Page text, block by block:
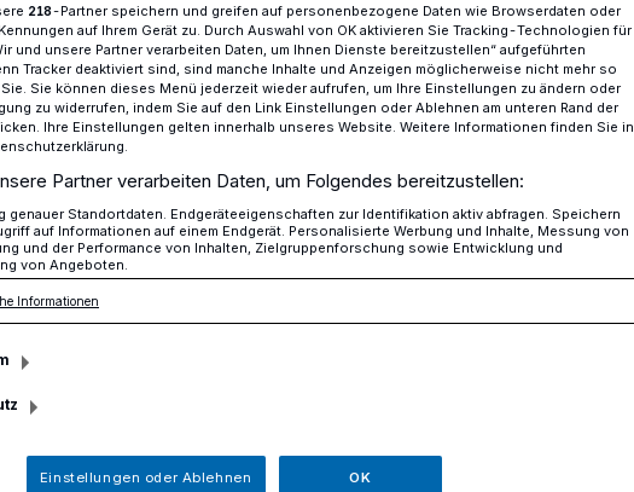
Kunsthaus feiert seinen 5. Geburtstag
seinen 5.
auf Kunst und Kultur treffen, dann ist
218-Partner speichern und greifen auf personenbezogene Daten wie Browserdaten oder
auf Ihrem Gerät zu. Durch Auswahl von OK aktivieren Sie Tracking-Technologien für
und unsere Partner verarbeiten Daten, um Ihnen Dienste bereitzustellen“ aufgeführten
Tracker deaktiviert sind, sind manche Inhalte und Anzeigen möglicherweise nicht mehr so
Sie können dieses Menü jederzeit wieder aufrufen, um Ihre Einstellungen zu ändern oder
zu widerrufen, indem Sie auf den Link Einstellungen oder Ablehnen am unteren Rand der
Ihre Einstellungen gelten innerhalb unseres Website. Weitere Informationen finden Sie in
Partner verarbeiten Daten, um Folgendes bereitzustellen:
genauer Standortdaten. Endgeräteeigenschaften zur Identifikation aktiv abfragen. Speichern
auf Informationen auf einem Endgerät. Personalisierte Werbung und Inhalte, Messung von
und der Performance von Inhalten, Zielgruppenforschung sowie Entwicklung und
von Angeboten.
Informationen
Einstellungen oder Ablehnen OK